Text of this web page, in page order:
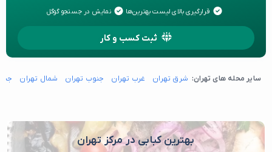
قرارگیری بالای لیست بهترین‌ها نمایش در جستجو گوگل
ثبت کسب و کار
سایر محله های تهران: شرق تهران غرب تهران جنوب تهران شمال تهران
بهترین کبابی در مرکز تهران